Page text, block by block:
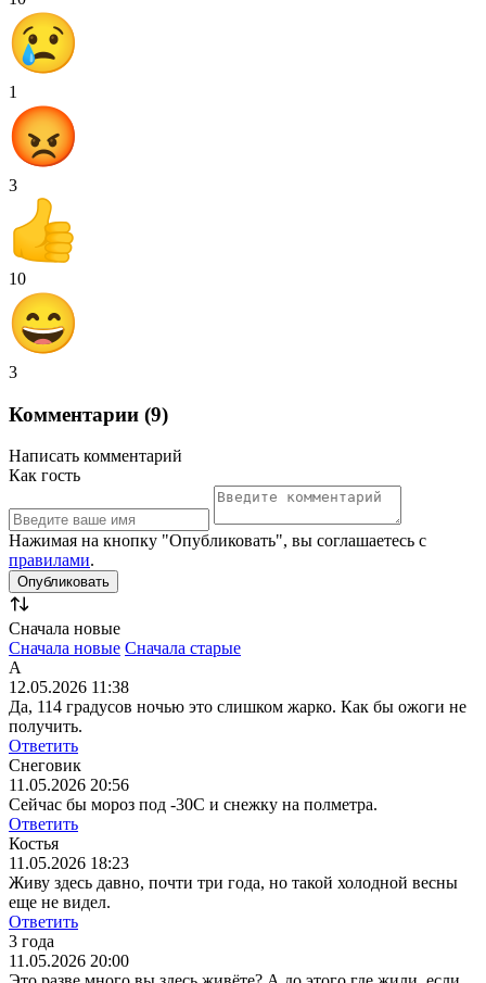
1
3
10
3
Комментарии (9)
Написать комментарий
Как гость
Нажимая на кнопку "Опубликовать", вы соглашаетесь с
правилами.
Сначала новые
Сначала новые Сначала старые
А
12.05.2026 11:38
Да, 114 градусов ночью это слишком жарко. Как бы ожоги не
получить.
Ответить
Снеговик
11.05.2026 20:56
Сейчас бы мороз под -30С и снежку на полметра.
Ответить
Костья
11.05.2026 18:23
Живу здесь давно, почти три года, но такой холодной весны
еще не видел.
Ответить
3 года
11.05.2026 20:00